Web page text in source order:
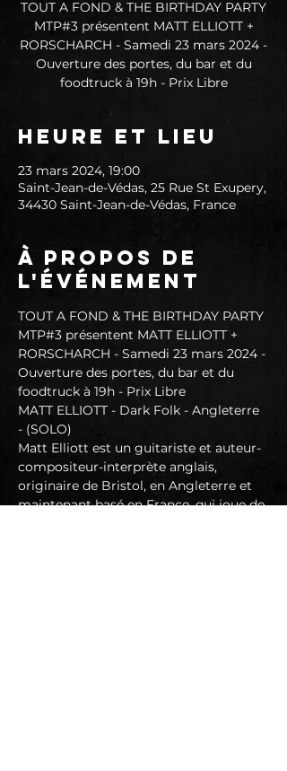
TOUT A FOND & THE BIRTHDAY PARTY
MTP#3 présentent MATT ELLIOTT +
RORSCHARCH - Samedi 23 mars 2024 -
Ouverture des portes, du bar et du
foodtruck à 19h - Prix Libre
Heure et lieu
23 mars 2024, 19:00
Saint-Jean-de-Védas, 25 Rue St Exupery,
34430 Saint-Jean-de-Védas, France
À propos de
l'événement
TOUT A FOND & THE BIRTHDAY PARTY
MTP#3 présentent MATT ELLIOTT +
RORSCHARCH - Samedi 23 mars 2024 -
Ouverture des portes, du bar et du
foodtruck à 19h - Prix Libre
MATT ELLIOTT - Dark Folk - Angleterre
- (SOLO)
Matt Elliott est un guitariste et auteur-
compositeur-interprète anglais,
originaire de Bristol, en Angleterre et
maintenant basé en France, qui joue de